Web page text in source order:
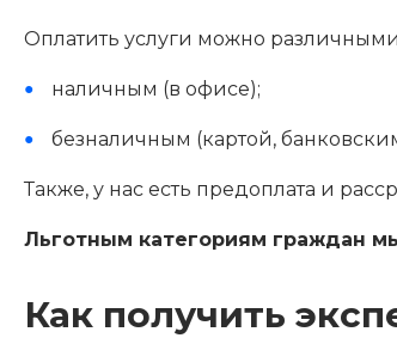
Оплатить услуги можно
наличным (в офисе);
безналичным (картой,
Также, у нас есть предоплата и
Льготным категориям граждан
Как получить